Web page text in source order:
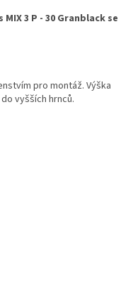
3 P - 30 Granblack se
pro montáž. Výška
vyšších hrnců.